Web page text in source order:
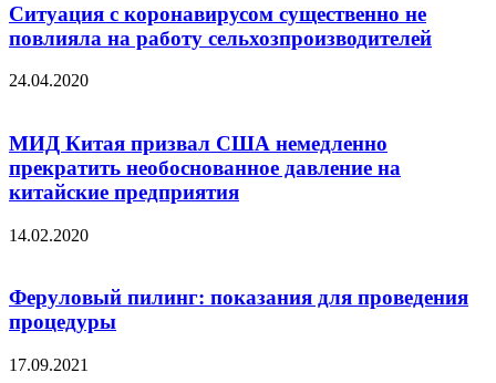
Ситуация с коронавирусом существенно не
повлияла на работу сельхозпроизводителей
24.04.2020
МИД Китая призвал США немедленно
прекратить необоснованное давление на
китайские предприятия
14.02.2020
Феруловый пилинг: показания для проведения
процедуры
17.09.2021